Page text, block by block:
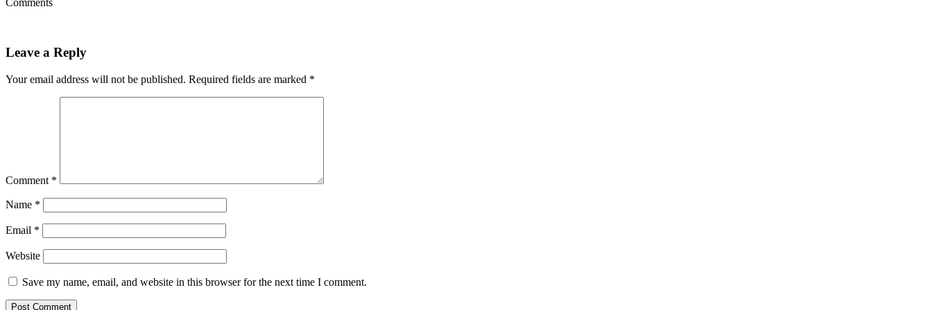
Leave a Reply
Your email address will not be published. Required fields are marked *
Comment *
Name *
Email *
Website
Save my name, email, and website in this browser for the next time I comment.